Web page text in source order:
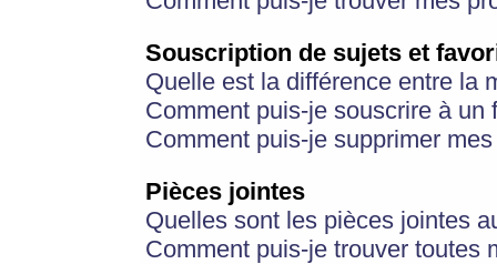
Souscription de sujets et
Quelle est la différence entre la
Comment puis-je souscrire à
Comment puis-je supprimer
Pièces jointes
Quelles sont les pièces jointes
Comment puis-je trouver toutes